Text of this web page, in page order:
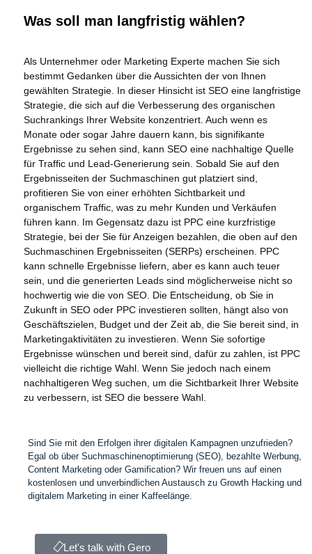
Was soll man langfristig wählen?
Als Unternehmer oder Marketing Experte machen Sie sich
bestimmt Gedanken über die Aussichten der von Ihnen
gewählten Strategie. In dieser Hinsicht ist SEO eine langfristige
Strategie, die sich auf die Verbesserung des organischen
Suchrankings Ihrer Website konzentriert. Auch wenn es
Monate oder sogar Jahre dauern kann, bis signifikante
Ergebnisse zu sehen sind, kann SEO eine nachhaltige Quelle
für Traffic und Lead-Generierung sein. Sobald Sie auf den
Ergebnisseiten der Suchmaschinen gut platziert sind,
profitieren Sie von einer erhöhten Sichtbarkeit und
organischem Traffic, was zu mehr Kunden und Verkäufen
führen kann. Im Gegensatz dazu ist PPC eine kurzfristige
Strategie, bei der Sie für Anzeigen bezahlen, die oben auf den
Suchmaschinen Ergebnisseiten (SERPs) erscheinen. PPC
kann schnelle Ergebnisse liefern, aber es kann auch teuer
sein, und die generierten Leads sind möglicherweise nicht so
hochwertig wie die von SEO. Die Entscheidung, ob Sie in
Zukunft in SEO oder PPC investieren sollten, hängt also von
Geschäftszielen, Budget und der Zeit ab, die Sie bereit sind, in
Marketingaktivitäten zu investieren. Wenn Sie sofortige
Ergebnisse wünschen und bereit sind, dafür zu zahlen, ist PPC
vielleicht die richtige Wahl. Wenn Sie jedoch nach einem
nachhaltigeren Weg suchen, um die Sichtbarkeit Ihrer Website
zu verbessern, ist SEO die bessere Wahl.
Sind Sie mit den Erfolgen ihrer digitalen Kampagnen unzufrieden?
Egal ob über Suchmaschinenoptimierung (SEO), bezahlte Werbung,
Content Marketing oder Gamification? Wir freuen uns auf einen
kostenlosen und unverbindlichen Austausch zu Growth Hacking und
digitalem Marketing in einer Kaffeelänge.
Let's talk with Gero